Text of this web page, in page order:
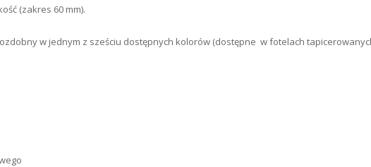
(zakres 60 mm).
w jednym z sześciu dostępnych kolorów (dostępne w fotelach